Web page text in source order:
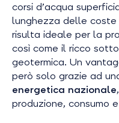
corsi d’acqua
lunghezza delle
risulta ideale per la
così come il ricco
geotermica. Un
però solo grazie ad
energetica nazionale
produzione, consumo